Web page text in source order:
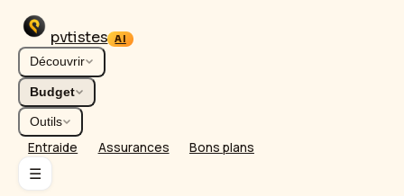
pvtistes AI
Découvrir
Budget
Outils
Entraide Assurances Bons plans
☰